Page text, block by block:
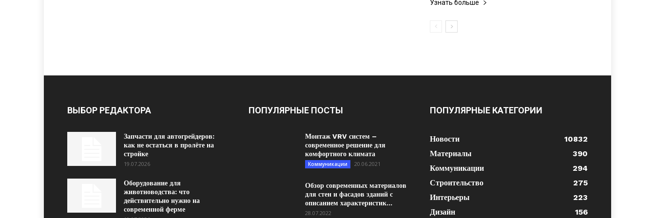
Узнать больше
ВЫБОР РЕДАКТОРА
Запчасти для автогрейдеров:
как не остаться в пролёте на
стройке
19.07.2026
Оборудование для
животноводства: что
действительно нужно на
современной ферме
ПОПУЛЯРНЫЕ ПОСТЫ
Монтаж VRV систем –
современное решение для
комфортного климата
Коммуникации 20.06.2021
Обзор современных материалов
для стен и фасадов зданий с
описанием характеристик...
28.07.2022
ПОПУЛЯРНЫЕ КАТЕГОРИИ
Новости
10832
Материалы
390
Коммуникации
294
Строительство
275
Интерьеры
223
Дизайн
156